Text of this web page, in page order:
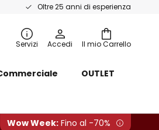
Oltre 25 anni di esperienza
Il mio Carrello
Servizi Accedi
OUTLET
Wow Week: Fino al -70%